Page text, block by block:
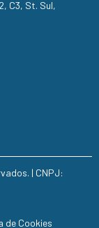
C3, St. Sul,
| CNPJ:
de Cookies